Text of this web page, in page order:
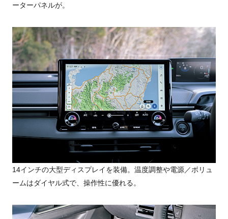
ーターパネルが。
14インチの大型ディスプレイを装備。温度調整や電源／ボリュ
ームはダイヤル式で、操作性に優れる。